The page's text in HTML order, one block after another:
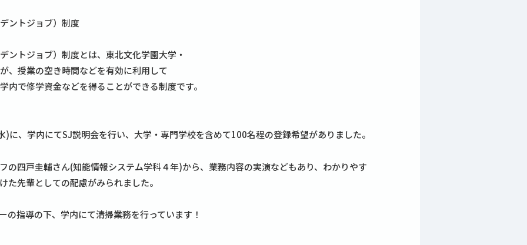
ントジョブ）制度
トジョブ）制度とは、東北文化学園大学・
、授業の空き時間などを有効に利用して
内で修学資金などを得ることができる制度です。
に、学内にてSJ説明会を行い、大学・専門学校を含めて100名程の登録希望がありました。
の四戸圭輔さん(知能情報システム学科４年)から、業務内容の実演などもあり、わかりやす
た先輩としての配慮がみられました。
の指導の下、学内にて清掃業務を行っています！